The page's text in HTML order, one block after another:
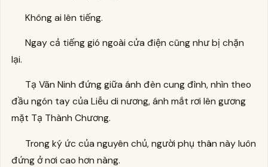
Không ai lên tiếng.
Ngay cả tiếng gió ngoài cửa điện cũng như bị chặn
lại.
Tạ Vãn Ninh đứng giữa ánh đèn cung đình, nhìn theo
đầu ngón tay của Liễu di nương, ánh mắt rơi lên gương
mặt Tạ Thành Chương.
Trong ký ức của nguyên chủ, người phụ thân này luôn
đứng ở nơi cao hơn nàng.